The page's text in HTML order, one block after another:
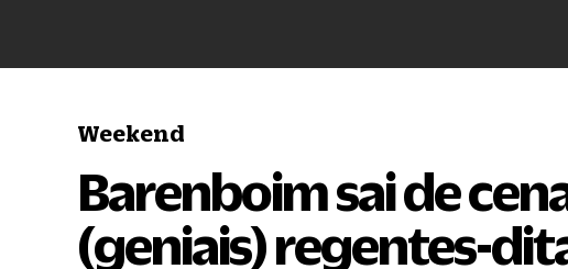
Weekend
Barenboim sai de
(geniais) regentes-